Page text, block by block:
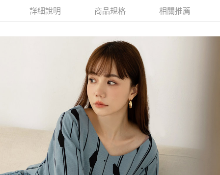
詳細說明 商品規格 相關推薦